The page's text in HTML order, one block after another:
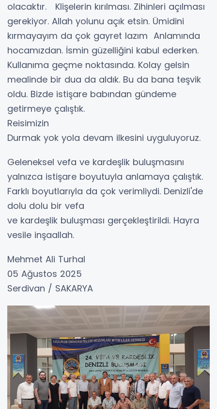
olacaktır. Klişelerin kırılması. Zihinleri açılması
gerekiyor. Allah yolunu açık etsin. Ümidini
kırmayayım da çok gayret lazım Anlamında
hocamızdan. İsmin güzelliğini kabul ederken.
Kullanıma geçme noktasında. Kolay gelsin
mealinde bir dua da aldık. Bu da bana teşvik
oldu. Bizde istişare babından gündeme
getirmeye çalıştık.
Reisimizin
Durmak yok yola devam ilkesini uyguluyoruz.
Geleneksel vefa ve kardeşlik buluşmasını
yalnızca istişare boyutuyla anlamaya çalıştık.
Farklı boyutlarıyla da çok verimliydi. Denizli'de
dolu dolu bir vefa
ve kardeşlik buluşması gerçekleştirildi. Hayra
vesile inşaallah.
Mehmet Ali Turhal
05 Ağustos 2025
Serdivan / SAKARYA